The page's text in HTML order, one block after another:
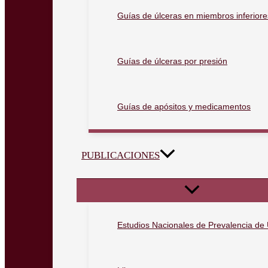
Guías de úlceras en miembros
Guías de úlceras por presión
Guías de apósitos y medicamentos
PUBLICACIONES
Estudios Nacionales de Prevalencia de